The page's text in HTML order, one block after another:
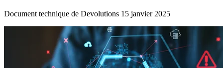
Document technique de Devolutions 15 janvier 2025